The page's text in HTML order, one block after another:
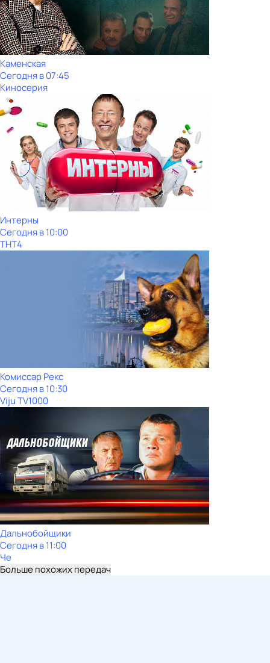
Каменская
Сегодня в 07:45
Киносерия
Интерны
Сегодня в 10:00
ТНТ4
Комиссар Рекс
Сегодня в 10:30
Viju TV1000
Дальнобойщики
Сегодня в 11:00
Че
Больше похожих передач